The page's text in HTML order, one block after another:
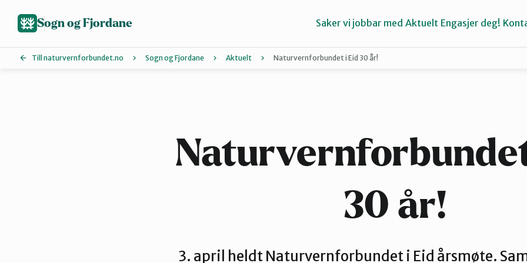
hovedinnhold
Sogn og Fjordane Saker vi jobbar med Aktuelt Engasjer deg!
Till naturvernforbundet.no Sogn og Fjordane Aktuelt Naturvernforbundet i Eid 30 år!
30 år!
3. april heldt Naturvernforbundet i Eid årsmøte.